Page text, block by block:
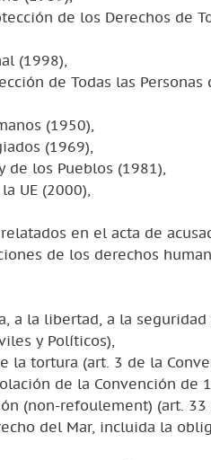
de los Derechos de
(1998),
de Todas las Personas
(1950),
(1969),
de los Pueblos (1981),
UE (2000),
en el acta de
de los derechos
a la libertad, a la
y Políticos),
tortura (art. 3 de la
de la Convención de
(non-refoulement) (art. 33
del Mar, incluida la